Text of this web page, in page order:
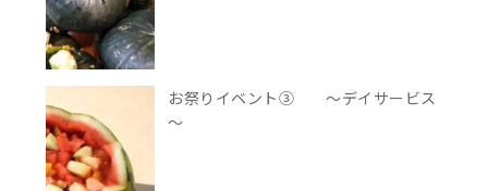
お祭りイベント③ ～デイサービス
～